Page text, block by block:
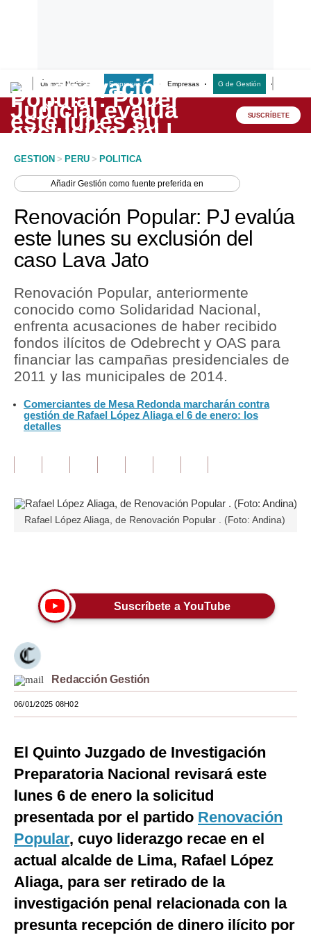
Últimas Noticias Empresas G Empresas G de Gestión
Lo último
Peru Quiosco
Economía
Mercados
Política
Tu Dinero
Finanzas Personales
Plus G
Editorial
Pregunta de hoy
Viajes
Moda
Estilos
Mundo
México
España
Internacional
Tecnología
Club del Suscriptor
G de Gestión
SUSCRÍBETE
GESTION > PERU > POLITICA
AñadirGestión como fuente preferida en
Renovación Popular: PJ evalúa
este lunes su exclusión del
caso Lava Jato
Renovación Popular, anteriormente
conocido como Solidaridad Nacional,
enfrenta acusaciones de haber recibido
fondos ilícitos de Odebrecht y OAS para
financiar las campañas presidenciales de
2011 y las municipales de 2014.
Comerciantes de Mesa Redonda marcharán contra
gestión de Rafael López Aliaga el 6 de enero: los
detalles
Rafael López Aliaga, de Renovación Popular . (Foto: Andina)
Suscríbete a YouTube
Redacción Gestión
06/01/2025 08H02
El Quinto Juzgado de Investigación
Preparatoria Nacional revisará este
lunes 6 de enero la solicitud
presentada por el partido Renovación
Popular, cuyo liderazgo recae en el
actual alcalde de Lima, Rafael López
Aliaga, para ser retirado de la
investigación penal relacionada con la
presunta recepción de dinero ilícito por